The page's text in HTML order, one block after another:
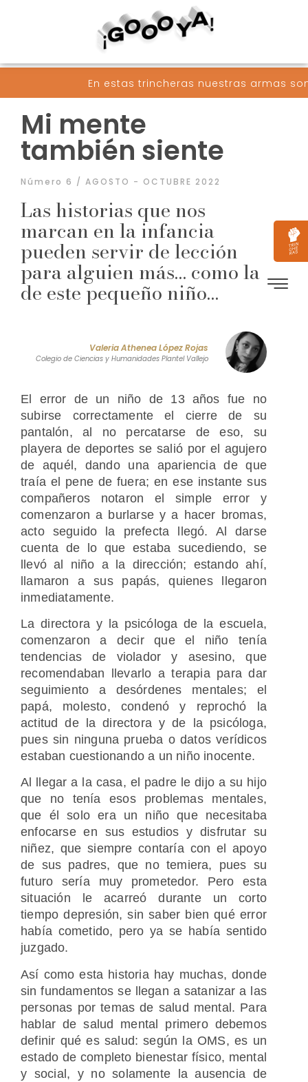
trincheras nuestras armas son palabras
Mi mente
también siente
Número 6 / AGOSTO - OCTUBRE 2022
Las historias que nos
marcan en la infancia
pueden servir de lección
para alguien más… como la
de este pequeño niño…
Valeria Athenea López Rojas
Colegio de Ciencias y Humanidades Plantel Vallejo
El error de un niño de 13 años fue no
subirse correctamente el cierre de su
pantalón, al no percatarse de eso, su
playera de deportes se salió por el agujero
de aquél, dando una apariencia de que
traía el pene de fuera; en ese instante sus
compañeros notaron el simple error y
comenzaron a burlarse y a hacer bromas,
acto seguido la prefecta llegó. Al darse
cuenta de lo que estaba sucediendo, se
llevó al niño a la dirección; estando ahí,
llamaron a sus papás, quienes llegaron
inmediatamente.
La directora y la psicóloga de la escuela,
comenzaron a decir que el niño tenía
tendencias de violador y asesino, que
recomendaban llevarlo a terapia para dar
seguimiento a desórdenes mentales; el
papá, molesto, condenó y reprochó la
actitud de la directora y de la psicóloga,
pues sin ninguna prueba o datos verídicos
estaban cuestionando a un niño inocente.
Al llegar a la casa, el padre le dijo a su hijo
que no tenía esos problemas mentales,
que él solo era un niño que necesitaba
enfocarse en sus estudios y disfrutar su
niñez, que siempre contaría con el apoyo
de sus padres, que no temiera, pues su
futuro sería muy prometedor. Pero esta
situación le acarreó durante un corto
tiempo depresión, sin saber bien qué error
había cometido, pero ya se había sentido
juzgado.
Así como esta historia hay muchas, donde
sin fundamentos se llegan a satanizar a las
personas por temas de salud mental. Para
hablar de salud mental primero debemos
definir qué es salud: según la OMS, es un
estado de completo bienestar físico, mental
y social, y no solamente la ausencia de